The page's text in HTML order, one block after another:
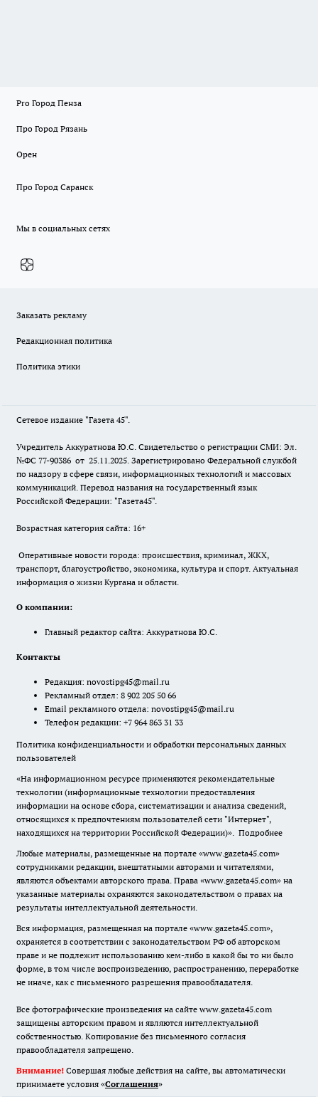
Pro Город Пенза
Про Город Рязань
Орен
Про Город Саранск
Мы в социальных сетях
Заказать рекламу
Редакционная политика
Политика этики
Сетевое издание "Газета 45".
Учредитель Аккуратнова Ю.С. Свидетельство о регистрации СМИ: Эл.
№ФС 77-90386 от 25.11.2025. Зарегистрировано Федеральной службой
по надзору в сфере связи, информационных технологий и массовых
коммуникаций. Перевод названия на государственный язык
Российской Федерации: "Газета45".
Возрастная категория сайта: 16+
Оперативные новости города: происшествия, криминал, ЖКХ,
транспорт, благоустройство, экономика, культура и спорт. Актуальная
информация о жизни Кургана и области.
О компании:
Главный редактор сайта: Аккуратнова Ю.С.
Контакты
Редакция: novostipg45@mail.ru
Рекламный отдел: 8 902 205 50 66
Email рекламного отдела: novostipg45@mail.ru
Телефон редакции: +7 964 863 31 33
Политика конфиденциальности и обработки персональных данных
пользователей
«На информационном ресурсе применяются рекомендательные
технологии (информационные технологии предоставления
информации на основе сбора, систематизации и анализа сведений,
относящихся к предпочтениям пользователей сети "Интернет",
находящихся на территории Российской Федерации)». Подробнее
Любые материалы, размещенные на портале «www.gazeta45.com»
сотрудниками редакции, внештатными авторами и читателями,
являются объектами авторского права. Права «www.gazeta45.com» на
указанные материалы охраняются законодательством о правах на
результаты интеллектуальной деятельности.
Вся информация, размещенная на портале «www.gazeta45.com»,
охраняется в соответствии с законодательством РФ об авторском
праве и не подлежит использованию кем-либо в какой бы то ни было
форме, в том числе воспроизведению, распространению, переработке
не иначе, как с письменного разрешения правообладателя.
Все фотографические произведения на сайте www.gazeta45.com
защищены авторским правом и являются интеллектуальной
собственностью. Копирование без письменного согласия
правообладателя запрещено.
Внимание! Совершая любые действия на сайте, вы автоматически
принимаете условия «Cоглашения»